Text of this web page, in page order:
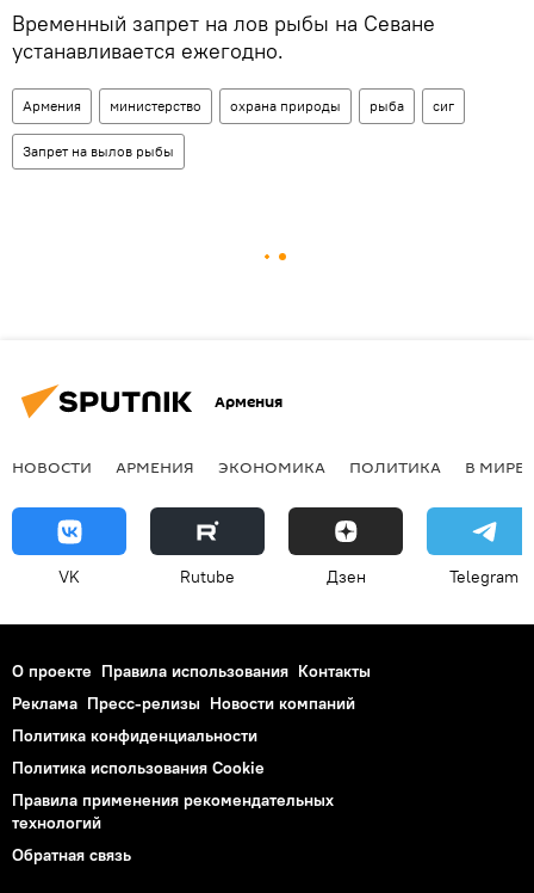
Временный запрет на лов рыбы на Севане
устанавливается ежегодно.
Армения министерство охрана природы рыба сиг
Запрет на вылов рыбы
Армения
НОВОСТИ АРМЕНИЯ ЭКОНОМИКА ПОЛИТИКА В МИРЕ
VK Rutube Дзен Telegram
О проекте Правила использования Контакты
Реклама Пресс-релизы Новости компаний
Политика конфиденциальности
Политика использования Cookie
Правила применения рекомендательных
технологий
Обратная связь